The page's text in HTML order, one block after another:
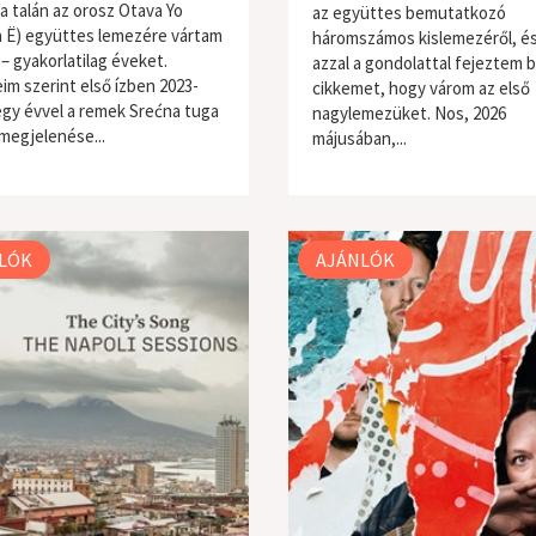
talán az orosz Otava Yo
Ё) együttes lemezére vártam
gyakorlatilag éveket.
szerint első ízben 2023-
évvel a remek Srećna tuga
/ folk
az együttes bemutatkozó
háromszámos kislemezéről,
azzal a gondolattal fejeztem
cikkemet, hogy várom az első
nagylemezüket. Nos, 2026
májusában,...
világzene / folk
AJÁNLÓK